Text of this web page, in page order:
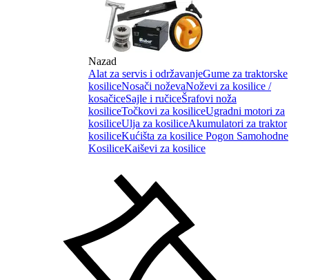
Nazad
Alat za servis i održavanjeGume za traktorske
kosiliceNosači noževaNoževi za kosilice /
kosačiceSajle i ručiceŠrafovi noža
kosiliceTočkovi za kosiliceUgradni motori za
kosiliceUlja za kosiliceAkumulatori za traktor
kosiliceKućišta za kosilice Pogon Samohodne
KosiliceKaiševi za kosilice